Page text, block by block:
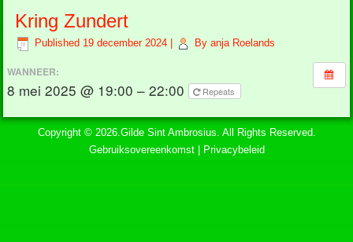
Kring Zundert
Published 19 december 2024 By anja Roelands
WANNEER:
8 mei 2025 @ 19:00 – 22:00 Repeats
Copyright © 2026.Gilde Sint Ambrosius. All Rights Reserved.
Gebruiksovereenkomst| Privacybeleid